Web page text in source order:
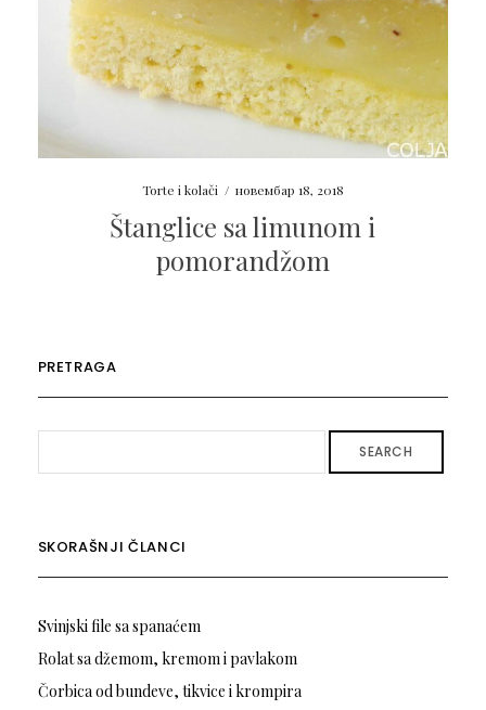
Torte i kolači / новембар 18, 2018
Štanglice sa limunom i
pomorandžom
PRETRAGA
SEARCH
SKORAŠNJI ČLANCI
Svinjski file sa spanaćem
Rolat sa džemom, kremom i pavlakom
Čorbica od bundeve, tikvice i krompira